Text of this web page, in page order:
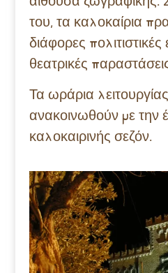
του, τα καλοκαίρια
διάφορες
θεατρικές
Τα ωράρια
ανακοινωθούν με την
καλοκαιρινής σεζόν.